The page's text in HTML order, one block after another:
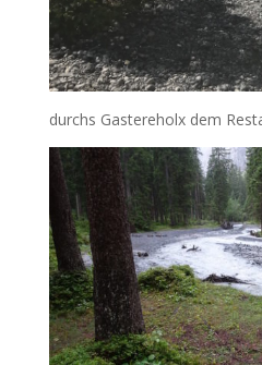
durchs Gastereholx dem